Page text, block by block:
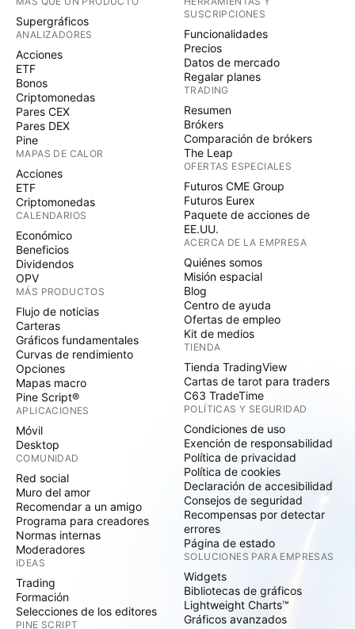
Supergráficos
ANALIZADORES
Acciones
ETF
Bonos
Criptomonedas
Pares CEX
Pares DEX
Pine
MAPAS DE CALOR
Acciones
ETF
Criptomonedas
CALENDARIOS
Económico
Beneficios
Dividendos
OPV
MÁS PRODUCTOS
Flujo de noticias
Carteras
Gráficos fundamentales
Curvas de rendimiento
Opciones
Mapas macro
Pine Script®
APLICACIONES
Móvil
Desktop
COMUNIDAD
Red social
Muro del amor
Recomendar a un amigo
Programa para creadores
Normas internas
Moderadores
IDEAS
Trading
Formación
Selecciones de los editores
PINE SCRIPT
SUSCRIPCIONES
Funcionalidades
Precios
Datos de mercado
Regalar planes
TRADING
Resumen
Brókers
Comparación de brókers
The Leap
OFERTAS ESPECIALES
Futuros CME Group
Futuros Eurex
Paquete de acciones de
EE.UU.
ACERCA DE LA EMPRESA
Quiénes somos
Misión espacial
Blog
Centro de ayuda
Ofertas de empleo
Kit de medios
TIENDA
Tienda TradingView
Cartas de tarot para traders
C63 TradeTime
POLÍTICAS Y SEGURIDAD
Condiciones de uso
Exención de responsabilidad
Política de privacidad
Política de cookies
Declaración de accesibilidad
Consejos de seguridad
Recompensas por detectar
errores
Página de estado
SOLUCIONES PARA EMPRESAS
Widgets
Bibliotecas de gráficos
Lightweight Charts™
Gráficos avanzados